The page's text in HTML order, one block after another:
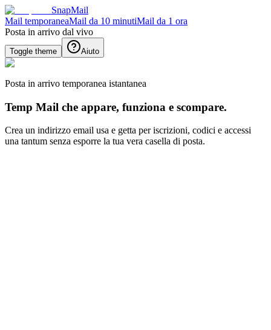
SnapMail
Mail temporaneaMail da 10 minutiMail da 1 ora
Posta in arrivo dal vivo
Toggle theme Aiuto
Posta in arrivo temporanea istantanea
Temp Mail che appare, funziona e scompare.
Crea un indirizzo email usa e getta per iscrizioni, codici e accessi
una tantum senza esporre la tua vera casella di posta.